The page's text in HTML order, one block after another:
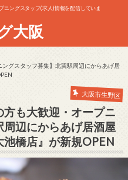
ニングスタッフ(求人)情報を配信していま
大阪
ングスタッフ募集】北巽駅周辺にからあげ居
大阪市生野区
方も大歓迎・オープニ
辺にからあげ居酒屋
橋店』が新規OPEN